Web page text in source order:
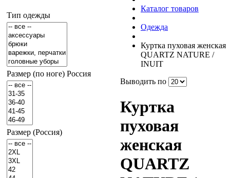
Тип одежды
Размер (по ноге) Россия
Размер (Россия)
Каталог товаров
Одежда
Куртка пуховая женская
QUARTZ NATURE /
INUIT
Выводить по
Куртка
пуховая
женская
QUARTZ